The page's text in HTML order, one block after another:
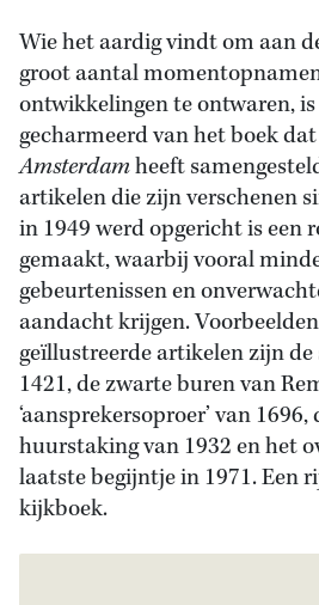
Wie het aardig vindt om aan
groot aantal
ontwikkelingen te ontwaren,
gecharmeerd van het boek
Amsterdamheeft
artikelen die zijn verschenen
in 1949 werd opgericht is een
gemaakt, waarbij vooral
gebeurtenissen en
aandacht krijgen.
geïllustreerde artikelen zijn
1421, de zwarte buren van
‘aansprekersoproer’ van 1696,
huurstaking van 1932 en het
laatste begijntje in 1971. Een
kijkboek.